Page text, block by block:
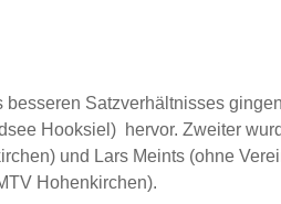
Satzverhältnisses
Hooksiel) hervor. Zweiter
und Lars Meints (ohne
Hohenkirchen).